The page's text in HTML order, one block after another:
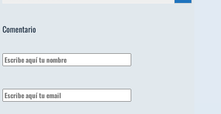
Comentario